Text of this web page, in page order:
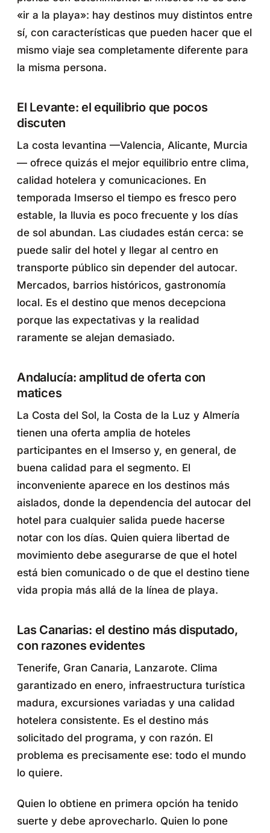
«ir a la playa»: hay destinos muy distintos entre
sí, con características que pueden hacer que el
mismo viaje sea completamente diferente para
la misma persona.
El Levante: el equilibrio que pocos
discuten
La costa levantina —Valencia, Alicante, Murcia
— ofrece quizás el mejor equilibrio entre clima,
calidad hotelera y comunicaciones. En
temporada Imserso el tiempo es fresco pero
estable, la lluvia es poco frecuente y los días
de sol abundan. Las ciudades están cerca: se
puede salir del hotel y llegar al centro en
transporte público sin depender del autocar.
Mercados, barrios históricos, gastronomía
local. Es el destino que menos decepciona
porque las expectativas y la realidad
raramente se alejan demasiado.
Andalucía: amplitud de oferta con
matices
La Costa del Sol, la Costa de la Luz y Almería
tienen una oferta amplia de hoteles
participantes en el Imserso y, en general, de
buena calidad para el segmento. El
inconveniente aparece en los destinos más
aislados, donde la dependencia del autocar del
hotel para cualquier salida puede hacerse
notar con los días. Quien quiera libertad de
movimiento debe asegurarse de que el hotel
está bien comunicado o de que el destino tiene
vida propia más allá de la línea de playa.
Las Canarias: el destino más disputado,
con razones evidentes
Tenerife, Gran Canaria, Lanzarote. Clima
garantizado en enero, infraestructura turística
madura, excursiones variadas y una calidad
hotelera consistente. Es el destino más
solicitado del programa, y con razón. El
problema es precisamente ese: todo el mundo
lo quiere.
Quien lo obtiene en primera opción ha tenido
suerte y debe aprovecharlo. Quien lo pone